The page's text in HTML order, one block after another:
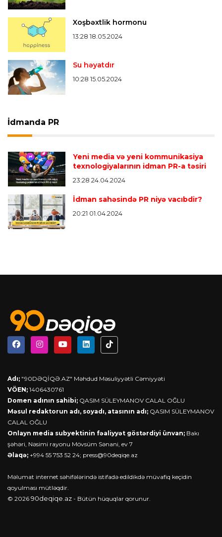
Xoşbəxtlik hormonu
13:28 18.05.2024
Su həyatdır
10:28 15.05.2024
İdmanda PR
Yeni media və yeni kommunikasiya
texnologiyalarının idman PR-a təsiri
23:28 24.04.2024
İdman sahəsində PR niyə vacıbdir?
20:21 01.04.2024
Adı; "90DƏQİQƏ.AZ" Məhdud Məsuliyyətli Cəmiyyəti
VÖEN; 1406430761
Domen adının sahibi; QASIM SÜLEYMANOV CALAL OĞLU
Məsul redaktorun adı, soyadı, atasının adı; QASIM SÜLEYMANOV
CALAL OĞLU
Onlayn media subyektinin fəaliyyət göstərdiyi ünvan; Bakı
şəhəri, Nəsimi rayonu Mövsüm Sənani, ev 7
Əlaqə; +994 55 753 52 24; press@90deqiqe.az
Məlumat internet səhifələrində istifadə edildikdə müvafiq keçidin
qoyulması mütləqdir.
© 2026 90deqiqe.az - Bütün hüquqlar qorunur.